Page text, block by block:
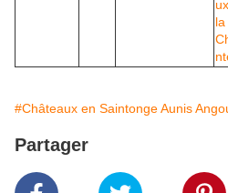
#Châteaux en Saintonge Aunis
Partager